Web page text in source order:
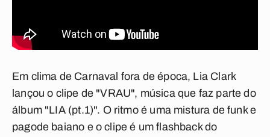
Em clima de Carnaval fora de época, Lia Clark
lançou o clipe de "VRAU", música que faz parte do
álbum "LIA (pt.1)". O ritmo é uma mistura de funk e
pagode baiano e o clipe é um flashback do